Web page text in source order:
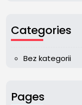
Categories
Bez kategorii
Pages